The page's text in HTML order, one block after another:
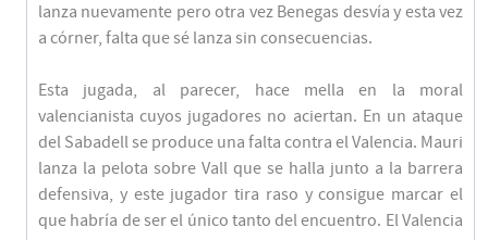
lanza nuevamente pero otra vez Benegas desvía y esta vez
a córner, falta que sé lanza sin consecuencias.
Esta jugada, al parecer, hace mella en la moral
valencianista cuyos jugadores no aciertan. En un ataque
del Sabadell se produce una falta contra el Valencia. Mauri
lanza la pelota sobre Vall que se halla junto a la barrera
defensiva, y este jugador tira raso y consigue marcar el
que habría de ser el único tanto del encuentro. El Valencia